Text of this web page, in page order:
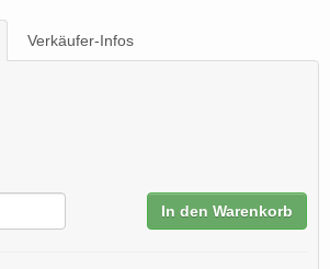
Verkäufer-Infos
In den Warenkorb